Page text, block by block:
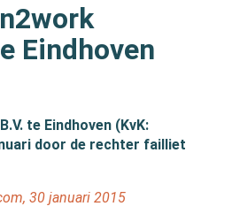
Eindhoven
te Eindhoven (KvK:
door de rechter failliet
30 januari 2015